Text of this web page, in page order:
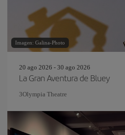
Imagen: Galina-Photo
20 ago 2026 - 30 ago 2026
La Gran Aventura de Bluey
3Olympia Theatre